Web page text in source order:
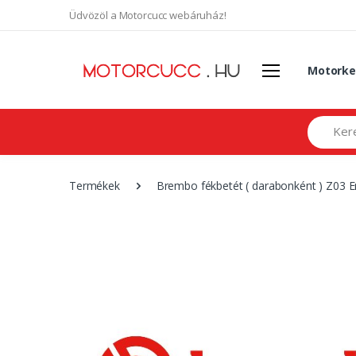
Üdvözöl a Motorcucc webáruház!
Search
Termékek Brembo fékbetét ( darabonként ) Z03